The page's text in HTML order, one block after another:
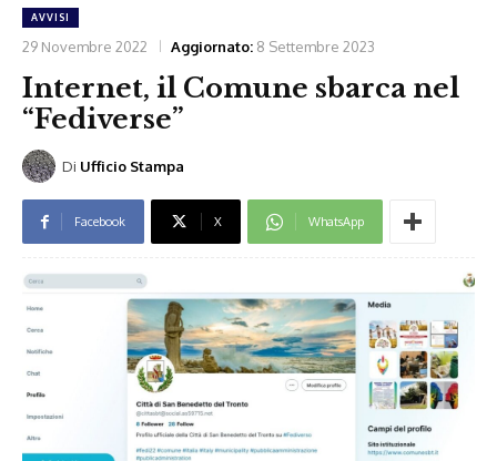
AVVISI
29 Novembre 2022 Aggiornato: 8 Settembre 2023
Internet, il Comune sbarca nel
“Fediverse”
Di Ufficio Stampa
Facebook X WhatsApp